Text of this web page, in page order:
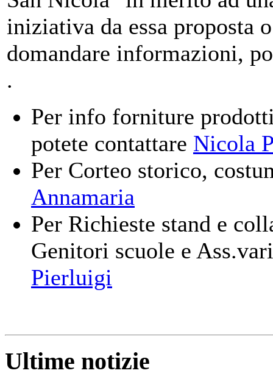
iniziativa da essa proposta
domandare informazioni,
.
Per info forniture
potete contattare Nicola
Per Corteo storico,
Annamaria
Per Richieste stand e
Genitori scuole e
Pierluigi
Ultime notizie